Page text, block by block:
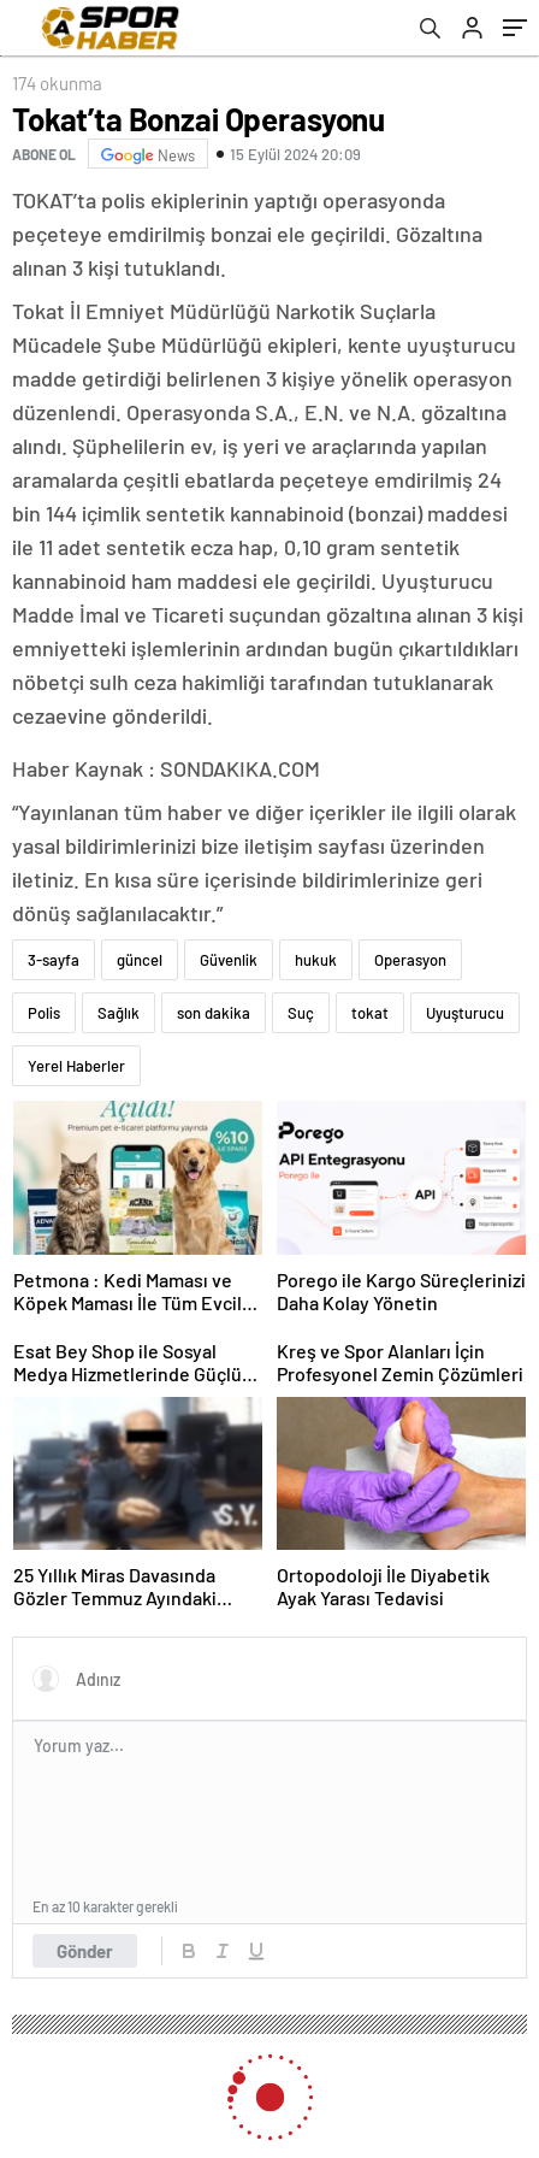
174 okunma
Tokat’ta Bonzai Operasyonu
ABONE OL News 15 Eylül 2024 20:09
TOKAT’ta polis ekiplerinin yaptığı operasyonda
peçeteye emdirilmiş bonzai ele geçirildi. Gözaltına
alınan 3 kişi tutuklandı.
Tokat İl Emniyet Müdürlüğü Narkotik Suçlarla
Mücadele Şube Müdürlüğü ekipleri, kente uyuşturucu
madde getirdiği belirlenen 3 kişiye yönelik operasyon
düzenlendi. Operasyonda S.A., E.N. ve N.A. gözaltına
alındı. Şüphelilerin ev, iş yeri ve araçlarında yapılan
aramalarda çeşitli ebatlarda peçeteye emdirilmiş 24
bin 144 içimlik sentetik kannabinoid (bonzai) maddesi
ile 11 adet sentetik ecza hap, 0,10 gram sentetik
kannabinoid ham maddesi ele geçirildi. Uyuşturucu
Madde İmal ve Ticareti suçundan gözaltına alınan 3 kişi
emniyetteki işlemlerinin ardından bugün çıkartıldıkları
nöbetçi sulh ceza hakimliği tarafından tutuklanarak
cezaevine gönderildi.
Haber Kaynak : SONDAKIKA.COM
“Yayınlanan tüm haber ve diğer içerikler ile ilgili olarak
yasal bildirimlerinizi bize iletişim sayfası üzerinden
iletiniz. En kısa süre içerisinde bildirimlerinize geri
dönüş sağlanılacaktır.”
3-sayfa güncel Güvenlik hukuk Operasyon
Polis Sağlık son dakika Suç tokat Uyuşturucu
Yerel Haberler
Petmona : Kedi Maması ve
Köpek Maması İle Tüm Evcil
Porego ile Kargo Süreçlerinizi
Daha Kolay Yönetin
Esat Bey Shop ile Sosyal
Medya Hizmetlerinde Güçlü
Kreş ve Spor Alanları İçin
Profesyonel Zemin Çözümleri
25 Yıllık Miras Davasında
Gözler Temmuz Ayındaki
Ortopodoloji İle Diyabetik
Ayak Yarası Tedavisi
Gönder
En az 10 karakter gerekli